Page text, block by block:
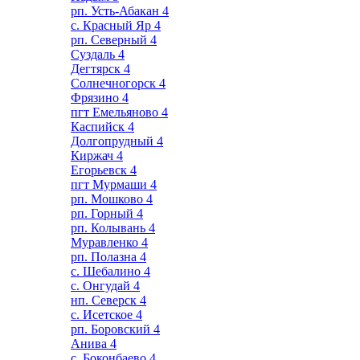
рп. Усть-Абакан 4
с. Красный Яр 4
рп. Северный 4
Суздаль 4
Дегтярск 4
Солнечногорск 4
Фрязино 4
пгт Емельяново 4
Каспийск 4
Долгопрудный 4
Киржач 4
Егорьевск 4
пгт Мурмаши 4
рп. Мошково 4
рп. Горный 4
рп. Колывань 4
Муравленко 4
рп. Полазна 4
с. Шебалино 4
с. Онгудай 4
нп. Северск 4
с. Исетское 4
рп. Боровский 4
Анива 4